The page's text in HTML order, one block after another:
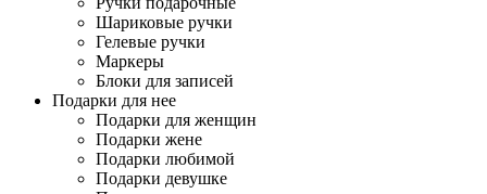
Шариковые ручки
Гелевые ручки
Маркеры
Блоки для записей
Подарки для нее
Подарки для женщин
Подарки жене
Подарки любимой
Подарки девушке